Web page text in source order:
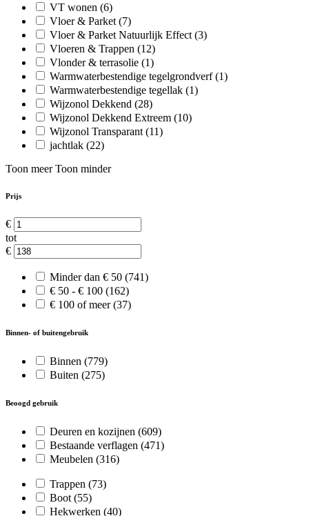
VT wonen (6)
Vloer & Parket (7)
Vloer & Parket Natuurlijk Effect (3)
Vloeren & Trappen (12)
Vlonder & terrasolie (1)
Warmwaterbestendige tegelgrondverf(1)
Warmwaterbestendige tegellak (1)
Wijzonol Dekkend (28)
Wijzonol Dekkend Extreem (10)
Wijzonol Transparant (11)
jachtlak (22)
Toon meer Toon minder
Prijs
€
tot
€
Minder dan € 50 (741)
€ 50 - € 100 (162)
€ 100 of meer(37)
Binnen- of buitengebruik
Binnen (779)
Buiten (275)
Beoogd gebruik
Deuren en kozijnen (609)
Bestaande verflagen (471)
Meubelen (316)
Trappen (73)
Boot (55)
Hekwerken (40)